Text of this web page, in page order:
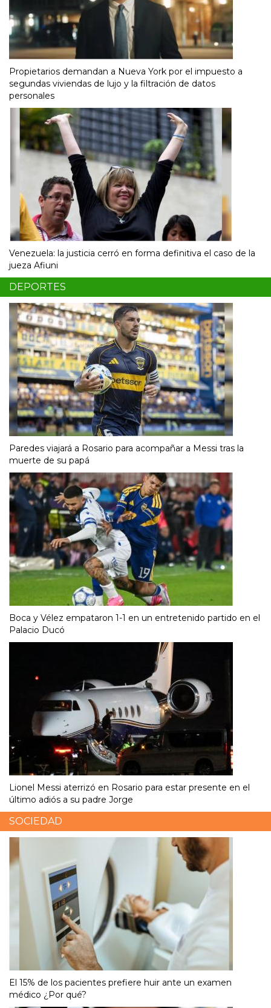
Propietarios demandan a Nueva York por el impuesto a
segundas viviendas de lujo y la filtración de datos
personales
Venezuela: la justicia cerró en forma definitiva el caso de la
jueza Afiuni
DEPORTES
Paredes viajará a Rosario para acompañar a Messi tras la
muerte de su papá
Boca y Vélez empataron 1-1 en un entretenido partido en el
Palacio Ducó
Lionel Messi aterrizó en Rosario para estar presente en el
último adiós a su padre Jorge
SOCIEDAD
El 15% de los pacientes prefiere huir ante un examen
médico ¿Por qué?